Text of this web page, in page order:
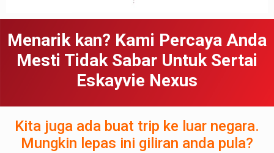
Menarik kan? Kami Percaya Anda
Mesti Tidak Sabar Untuk Sertai
Eskayvie Nexus
Kita juga ada buat trip ke luar negara.
Mungkin lepas ini giliran anda pula?